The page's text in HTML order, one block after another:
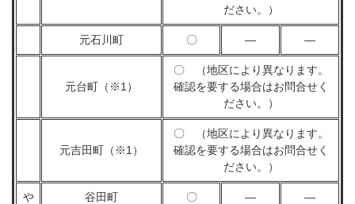
ださい。）
元石川町 〇 ― ―
元台町（※1）
〇 （地区により異なります。
確認を要する場合はお問合せく
ださい。）
元吉田町（※1）
〇 （地区により異なります。
確認を要する場合はお問合せく
ださい。）
や 谷田町 〇 ― ―